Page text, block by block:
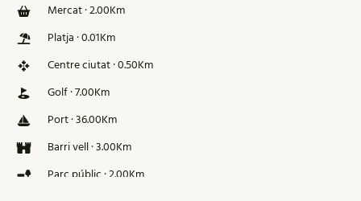
Mercat · 2.00Km
Platja · 0.01Km
Centre ciutat · 0.50Km
Golf · 7.00Km
Port · 36.00Km
Barri vell · 3.00Km
Parc públic · 2.00Km